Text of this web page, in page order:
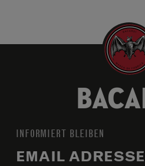
INFORMIERT BLEIBEN
EMAIL ADRESSE